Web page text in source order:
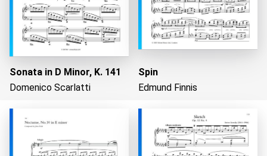
Wird geladen...
Sonata in D Minor, K. 141
Domenico Scarlatti
Spin
Edmund Finnis